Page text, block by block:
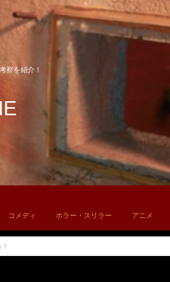
察を紹介！
コメディ ホラー・スリラー アニメ